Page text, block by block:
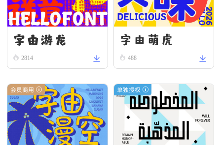
字由游龙
2814
字由萌虎
488
会员商用 单独授权